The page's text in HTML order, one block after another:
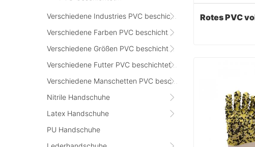
Verschiedene Industries PVC beschichtete Handschuhe
Verschiedene Farben PVC beschichtete Handschuhe
Verschiedene Größen PVC beschichtete Handschuhe
Verschiedene Futter PVC beschichtete Handschuhe
Verschiedene Manschetten PVC beschichtethandschuhe
Nitrile Handschuhe
Latex Handschuhe
PU Handschuhe